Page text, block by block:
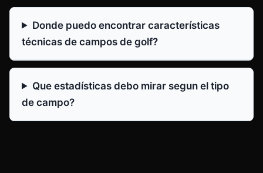
Donde puedo encontrar características
técnicas de campos de golf?
Que estadísticas debo mirar segun el tipo
de campo?